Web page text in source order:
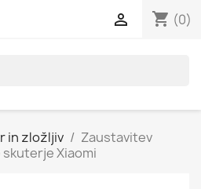
shopping_cart (0)

in zložljiv
Zaustavitev
Xiaomi